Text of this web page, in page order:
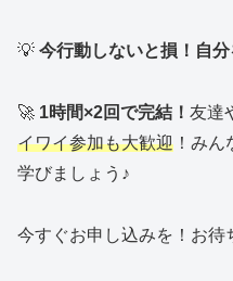
💡 今行動しないと損！自
🚀 1時間×2回で完結！ 友達
イワイ参加も大歓迎 ！み
学びましょう♪
今すぐお申し込みを！お待